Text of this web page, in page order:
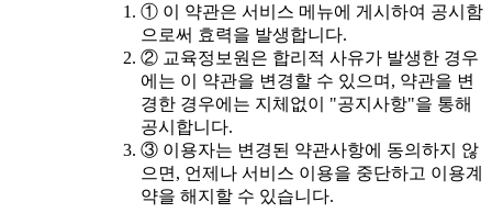
① 이 약관은 서비스 메뉴에 게시하여 공시함
으로써 효력을 발생합니다.
② 교육정보원은 합리적 사유가 발생한 경우
에는 이 약관을 변경할 수 있으며, 약관을 변
경한 경우에는 지체없이 "공지사항"을 통해
공시합니다.
③ 이용자는 변경된 약관사항에 동의하지 않
으면, 언제나 서비스 이용을 중단하고 이용계
약을 해지할 수 있습니다.